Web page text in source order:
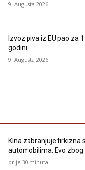
9. Augusta 2026.
Izvoz piva iz EU pao za
godini
9. Augusta 2026.
Kina zabranjuje tirkizna
automobilima: Evo zbog
prije 30 minuta